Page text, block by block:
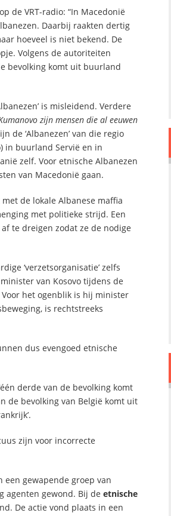
de VRT-radio: “In Macedonië
Daarbij raakten dertig
hoeveel is niet bekend. De
Volgens de autoriteiten
bevolking komt uit buurland
is misleidend. Verdere
zijn mensen die al eeuwen
de ‘Albanezen’ van die regio
in buurland Servië en in
zelf. Voor etnische Albanezen
van Macedonië gaan.
de lokale Albanese maffia
met politieke strijd. Een
te dreigen zodat ze de nodige
‘verzetsorganisatie’ zelfs
van Kosovo tijdens de
het ogenblik is hij minister
is rechtstreeks
dus evengoed etnische
derde van de bevolking komt
de bevolking van België komt uit
zijn voor incorrecte
gewapende groep van
agenten gewond. Bij de etnische
De actie vond plaats in een